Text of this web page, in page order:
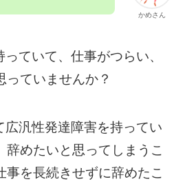
かめさん
ていて、仕事がつらい、
っていませんか？
汎性発達障害を持ってい
辞めたいと思ってしまうこ
事を長続きせずに辞めたこ